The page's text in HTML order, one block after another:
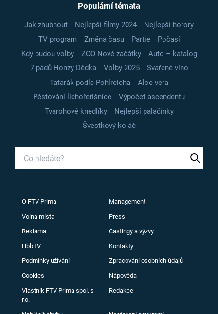
Populární témata
Jak zhubnout Nejlepší filmy 2024
Nejlepší horory
TV program
Změna času Partie
Počasí
Kdy budou volby
ZOO Nové začátky
Auto – katalog
7 pádů Honzy Dědka
Volby 2025
Svařené víno
Tatarák podle Pohlreicha
Aloe vera
Pěstování lichořeřišnice
Výpočet ascendentu
Tvarohové knedlíky
Nejlepší palačinky
Švestkový koláč
O FTV Prima Management
Volná místa Press
Reklama Castingy a výzvy
HbbTV Kontakty
Podmínky užívání Zpracování osobních údajů
Cookies Nápověda
Vlastník FTV Prima spol. s
r.o.
Redakce